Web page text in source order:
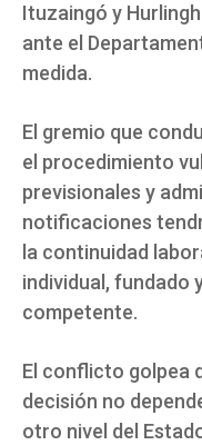
Ituzaingó y
ante el
medida.
El gremio que
el procedimiento
previsionales y
notificaciones
la continuidad
individual, fundado
competente.
El conflicto golpea
decisión no
otro nivel del